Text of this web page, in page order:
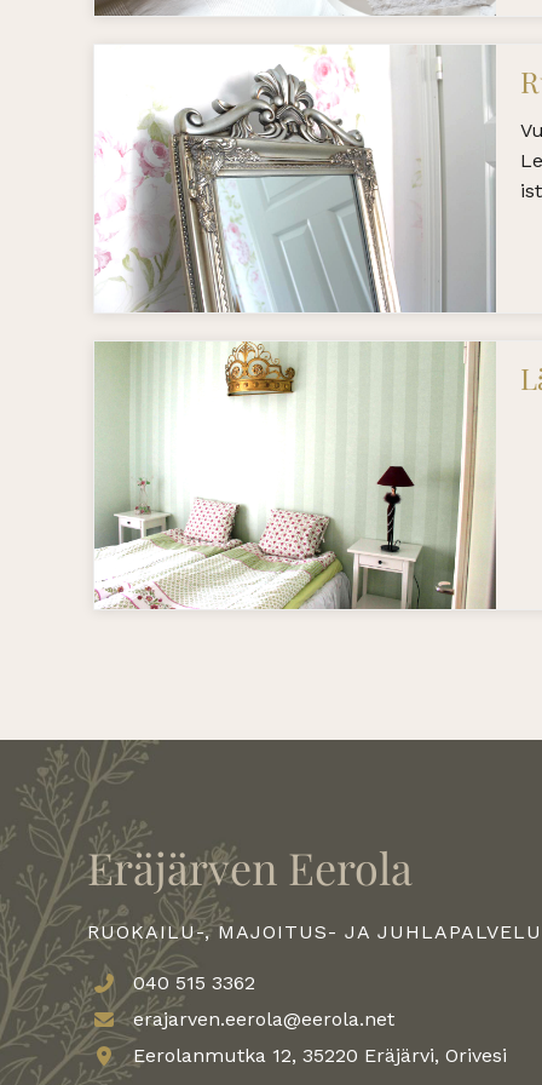
Eräjärven Eerola
RUOKAILU-, MAJOITUS- JA JUHLAPALVELU
040 515 3362
erajarven.eerola@eerola.net
Eerolanmutka 12, 35220 Eräjärvi, Orivesi